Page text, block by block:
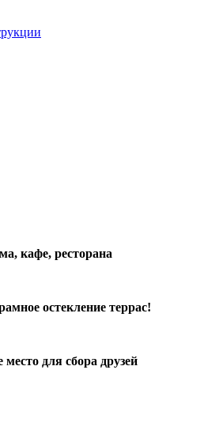
кафе, ресторана
остекление террас!
место для сбора друзей